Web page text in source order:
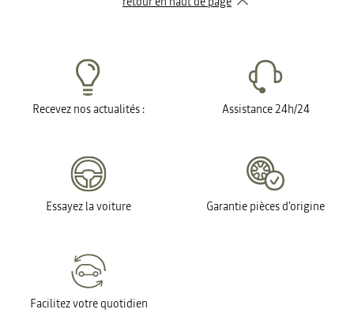
Recevez nos actualités : Assistance 24h/24
Essayez la voiture Garantie pièces d'origine
Facilitez votre quotidien